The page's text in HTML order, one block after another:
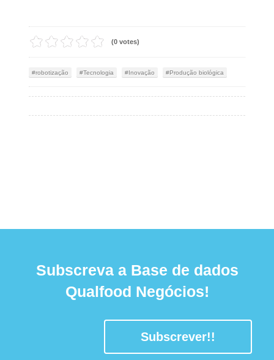
(0 votes)
robotização Tecnologia Inovação Produção biológica
Subscreva a Base de dados
Qualfood Negócios!
Subscrever!!